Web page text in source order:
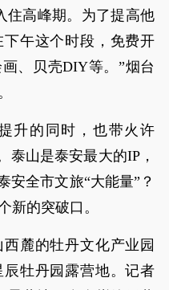
住高峰期。为了提高他
午这个时段，免费开
、贝壳DIY等。”烟台
升的同时，也带火许
泰山是泰安最大的IP，
安全市文旅“大能量”？
新的突破口。
麓的牡丹文化产业园
牡丹园露营地。记者